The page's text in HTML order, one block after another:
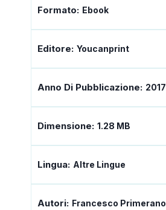
Formato: Ebook
Editore: Youcanprint
Anno Di Pubblicazione: 2017
Dimensione: 1.28 MB
Lingua: Altre Lingue
Autori: Francesco Primerano